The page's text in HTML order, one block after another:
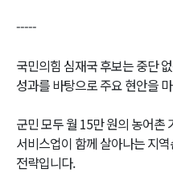
-----
국민의힘 심재국 후보는 중단
성과를 바탕으로 주요 현안을
군민 모두 월 15만 원의 농어촌
서비스업이 함께 살아나는 지
전략입니다.